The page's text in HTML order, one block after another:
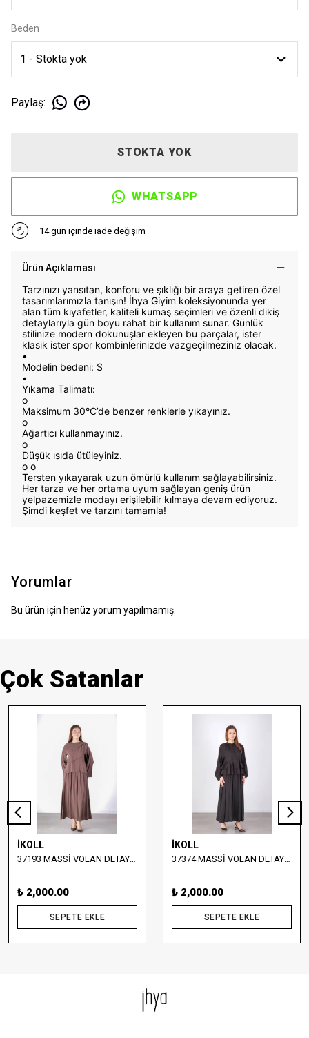
Beden
Paylaş:
STOKTA YOK
WHATSAPP
14 gün içinde iade değişim
Ürün Açıklaması
Tarzınızı yansıtan, konforu ve şıklığı bir araya getiren özel
tasarımlarımızla tanışın! İhya Giyim koleksiyonunda yer
alan tüm kıyafetler, kaliteli kumaş seçimleri ve özenli dikiş
detaylarıyla gün boyu rahat bir kullanım sunar. Günlük
stilinize modern dokunuşlar ekleyen bu parçalar, ister
klasik ister spor kombinlerinizde vazgeçilmeziniz olacak.
•
Modelin bedeni: S
•
Yıkama Talimatı:
o
Maksimum 30°C’de benzer renklerle yıkayınız.
o
Ağartıcı kullanmayınız.
o
Düşük ısıda ütüleyiniz.
o o
Tersten yıkayarak uzun ömürlü kullanım sağlayabilirsiniz.
Her tarza ve her ortama uyum sağlayan geniş ürün
yelpazemizle modayı erişilebilir kılmaya devam ediyoruz.
Şimdi keşfet ve tarzını tamamla!
Yorumlar
Bu ürün için henüz yorum yapılmamış.
Çok Satanlar
İKOLL
37193 MASSİ VOLAN DETAYLI BLUZ VE ETEK TAKIM
₺ 2,000.00
SEPETE EKLE
İKOLL
37374 MASSİ VOLAN DETAYLI BLUZ VE UZUN ETEK TAKIM
₺ 2,000.00
SEPETE EKLE